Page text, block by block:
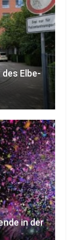
Elbe-
in der